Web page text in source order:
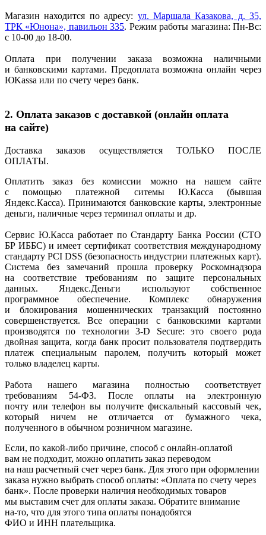
Магазин находится по адресу: ул. Маршала Казакова, д. 35,
ТРК «Юнона», павильон 335. Режим работы магазина: Пн-Вс:
с 10-00 до 18-00.
Оплата при получении заказа возможна наличными
и банковскими картами. Предоплата возможна онлайн через
ЮKassa или по счету через банк.
2. Оплата заказов с доставкой (онлайн оплата
на сайте)
Доставка заказов осуществляется ТОЛЬКО ПОСЛЕ
ОПЛАТЫ.
Оплатить заказ без комиссии можно на нашем сайте
с помощью платежной ситемы Ю.Касса
(бывшая
Яндекс.Касса). Принимаются банковские карты, электронные
деньги, наличные через терминал оплаты и др.
Сервис Ю.Касса работает по Стандарту Банка России (СТО
БР ИББС) и имеет сертификат соответствия международному
стандарту PCI DSS (безопасность индустрии платежных карт).
Система без замечаний прошла проверку Роскомнадзора
на соответствие требованиям по защите персональных
данных. Яндекс.Деньги используют собственное
программное обеспечение. Комплекс обнаружения
и блокирования мошеннических транзакций постоянно
совершенствуется. Все операции с банковскими картами
производятся по технологии 3-D Secure: это своего рода
двойная защита, когда банк просит пользователя подтвердить
платеж специальным паролем, получить который может
только владелец карты.
Работа нашего магазина полностью соответствует
требованиям 54-ФЗ. После оплаты на электронную
почту или телефон вы получите фискальный кассовый чек,
который ничем не отличается от бумажного чека,
полученного в обычном розничном магазине.
Если, по какой-либо причине, способ с онлайн-оплатой
вам не подходит, можно оплатить заказ переводом
на наш расчетный счет через банк. Для этого при оформлении
заказа нужно выбрать способ оплаты: «Оплата по счету через
банк». После проверки наличия необходимых товаров
мы выставим счет для оплаты заказа. Обратите внимание
на-то, что для этого типа оплаты понадобятся
ФИО и ИНН плательщика.